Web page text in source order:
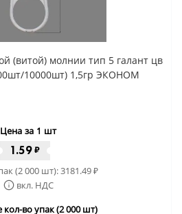
(витой) молнии тип 5 галант цв
10000шт) 1,5гр ЭКОНОМ
Цена за 1 шт
1.59₽
(2 000 шт):3181.49₽
вкл. НДС
во упак (2 000 шт)